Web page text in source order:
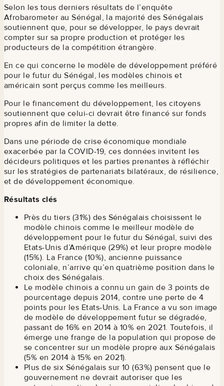
Selon les tous derniers résultats de l’enquête
Afrobarometer au Sénégal, la majorité des Sénégalais
soutiennent que, pour se développer, le pays devrait
compter sur sa propre production et protéger les
producteurs de la compétition étrangère.
En ce qui concerne le modèle de développement préféré
pour le futur du Sénégal, les modèles chinois et
américain sont perçus comme les meilleurs.
Pour le financement du développement, les citoyens
soutiennent que celui-ci devrait être financé sur fonds
propres afin de limiter la dette.
Dans une période de crise économique mondiale
exacerbée par la COVID-19, ces données invitent les
décideurs politiques et les parties prenantes à réfléchir
sur les stratégies de partenariats bilatéraux, de résilience,
et de développement économique.
Résultats clés
Près du tiers (31%) des Sénégalais choisissent le
modèle chinois comme le meilleur modèle de
développement pour le futur du Sénégal, suivi des
Etats-Unis d’Amérique (29%) et leur propre modèle
(15%). La France (10%), ancienne puissance
coloniale, n’arrive qu’en quatrième position dans le
choix des Sénégalais.
Le modèle chinois a connu un gain de 3 points de
pourcentage depuis 2014, contre une perte de 4
points pour les Etats-Unis. La France a vu son image
de modèle de développement futur se dégradée,
passant de 16% en 2014 à 10% en 2021. Toutefois, il
émerge une frange de la population qui propose de
se concentrer sur un modèle propre aux Sénégalais
(5% en 2014 à 15% en 2021).
Plus de six Sénégalais sur 10 (63%) pensent que le
gouvernement ne devrait autoriser que les